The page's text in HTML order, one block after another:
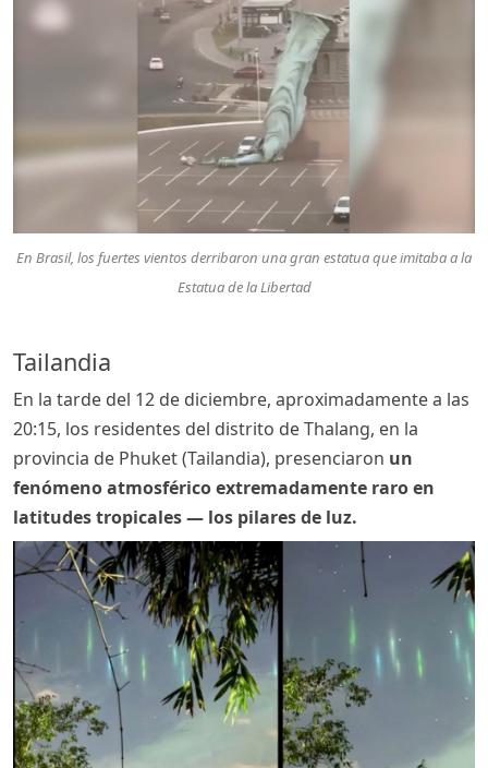
En Brasil, los fuertes vientos derribaron una gran estatua que imitaba a la
Estatua de la Libertad
Tailandia
En la tarde del 12 de diciembre, aproximadamente a las
20:15, los residentes del distrito de Thalang, en la
provincia de Phuket (Tailandia), presenciaron un
fenómeno atmosférico extremadamente raro en
latitudes tropicales — los pilares de luz.